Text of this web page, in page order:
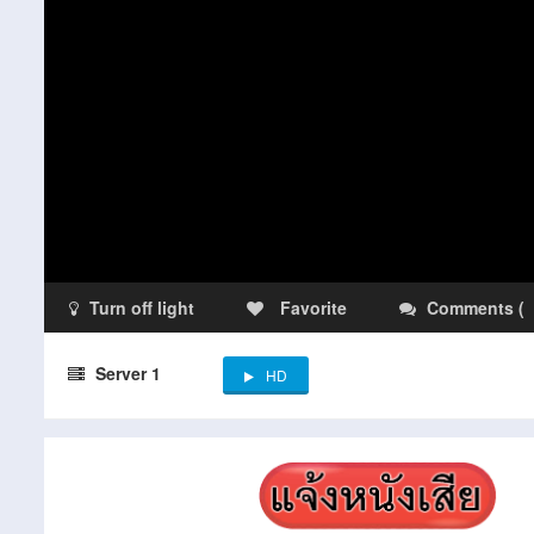
Turn off light Favorite Comments (
Server 1 HD